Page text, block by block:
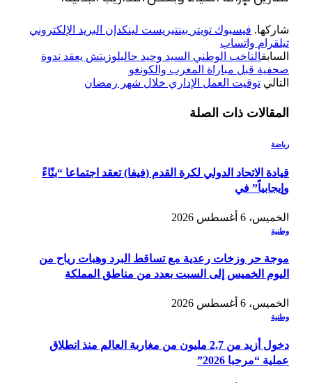
شاركها. فيسبوك تويتر بينتيريست لينكدإن البريد الإلكتروني
تيلقرام واتساب
السابقالناخب الوطني السيد وحيد حاليلوزيتش يعقد ندوة
صحفية قبل مباراة المغرب والكونغو
التالي توقيت العمل الإداري خلال شهر رمضان
المقالات ذات الصلة
رياضة
قيادة الاتحاد الدولي لكرة القدم (فيفا) تعقد اجتماعا “بنّاءً
وإيجابياً” في
الخميس، 6 أغسطس 2026
وطنية
موجة حر وزخات رعدية مع تساقط البرد وهبات رياح من
اليوم الخميس إلى السبت بعدد من مناطق المملكة
الخميس، 6 أغسطس 2026
وطنية
دخول أزيد من 2,7 مليون من مغاربة العالم منذ انطلاق
عملية “مرحبا 2026”